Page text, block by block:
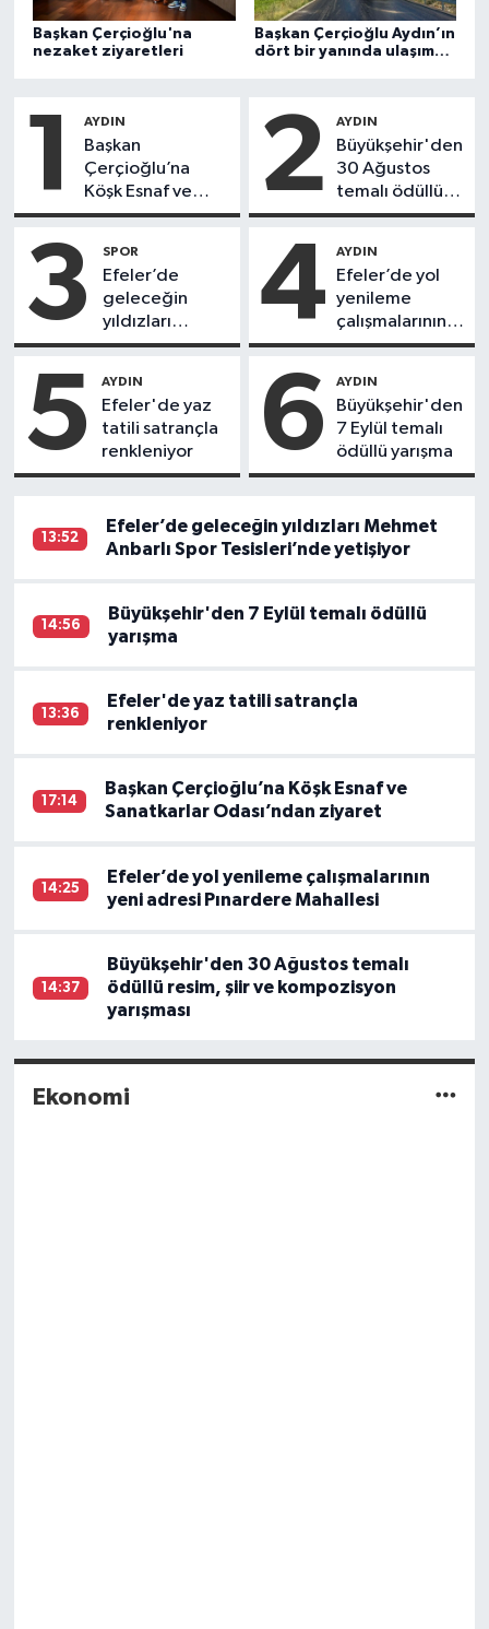
Başkan Çerçioğlu'na
nezaket ziyaretleri
Başkan Çerçioğlu Aydın’ın
dört bir yanında ulaşım
1 AYDIN
Başkan
Çerçioğlu’na
Köşk Esnaf ve
Sanatkarlar
ziyaret
2 AYDIN
Büyükşehir'den
30 Ağustos
temalı ödüllü
resim, şiir ve
yarışması
3 SPOR
Efeler’de
geleceğin
yıldızları
Mehmet
Tesisleri’nde
yetişiyor
4 AYDIN
Efeler’de yol
yenileme
çalışmalarının
yeni adresi
Mahallesi
5 AYDIN
Efeler'de yaz
tatili satrançla
renkleniyor
6 AYDIN
Büyükşehir'den
7 Eylül temalı
ödüllü yarışma
13:52
Efeler’de geleceğin yıldızları Mehmet
Anbarlı Spor Tesisleri’nde yetişiyor
14:56
Büyükşehir'den 7 Eylül temalı ödüllü
yarışma
13:36
Efeler'de yaz tatili satrançla
renkleniyor
17:14
Başkan Çerçioğlu’na Köşk Esnaf ve
Sanatkarlar Odası’ndan ziyaret
14:25
Efeler’de yol yenileme çalışmalarının
yeni adresi Pınardere Mahallesi
14:37
Büyükşehir'den 30 Ağustos temalı
ödüllü resim, şiir ve kompozisyon
yarışması
Ekonomi